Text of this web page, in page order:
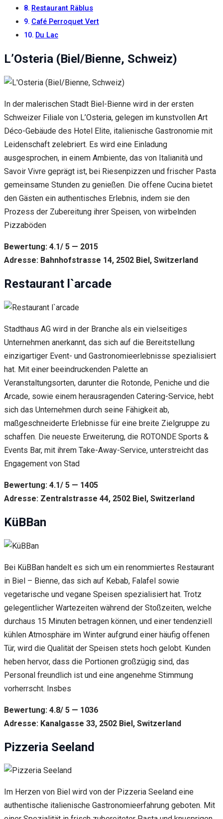
Restaurant Räblus
Café Perroquet Vert
Du Lac
L’Osteria (Biel/Bienne, Schweiz)
In der malerischen Stadt Biel-Bienne wird in der ersten
Schweizer Filiale von L’Osteria, gelegen im kunstvollen Art
Déco-Gebäude des Hotel Elite, italienische Gastronomie mit
Leidenschaft zelebriert. Es wird eine Einladung
ausgesprochen, in einem Ambiente, das von Italianità und
Savoir Vivre geprägt ist, bei Riesenpizzen und frischer Pasta
gemeinsame Stunden zu genießen. Die offene Cucina bietet
den Gästen ein authentisches Erlebnis, indem sie den
Prozess der Zubereitung ihrer Speisen, von wirbelnden
Pizzaböden
Bewertung: 4.1/ 5 — 2015
Adresse: Bahnhofstrasse 14, 2502 Biel, Switzerland
Restaurant l`arcade
Stadthaus AG wird in der Branche als ein vielseitiges
Unternehmen anerkannt, das sich auf die Bereitstellung
einzigartiger Event- und Gastronomieerlebnisse spezialisiert
hat. Mit einer beeindruckenden Palette an
Veranstaltungsorten, darunter die Rotonde, Peniche und die
Arcade, sowie einem herausragenden Catering-Service, hebt
sich das Unternehmen durch seine Fähigkeit ab,
maßgeschneiderte Erlebnisse für eine breite Zielgruppe zu
schaffen. Die neueste Erweiterung, die ROTONDE Sports &
Events Bar, mit ihrem Take-Away-Service, unterstreicht das
Engagement von Stad
Bewertung: 4.1/ 5 — 1405
Adresse: Zentralstrasse 44, 2502 Biel, Switzerland
KüBBan
Bei KüBBan handelt es sich um ein renommiertes Restaurant
in Biel – Bienne, das sich auf Kebab, Falafel sowie
vegetarische und vegane Speisen spezialisiert hat. Trotz
gelegentlicher Wartezeiten während der Stoßzeiten, welche
durchaus 15 Minuten betragen können, und einer tendenziell
kühlen Atmosphäre im Winter aufgrund einer häufig offenen
Tür, wird die Qualität der Speisen stets hoch gelobt. Kunden
heben hervor, dass die Portionen großzügig sind, das
Personal freundlich ist und eine angenehme Stimmung
vorherrscht. Insbes
Bewertung: 4.8/ 5 — 1036
Adresse: Kanalgasse 33, 2502 Biel, Switzerland
Pizzeria Seeland
Im Herzen von Biel wird von der Pizzeria Seeland eine
authentische italienische Gastronomieerfahrung geboten. Mit